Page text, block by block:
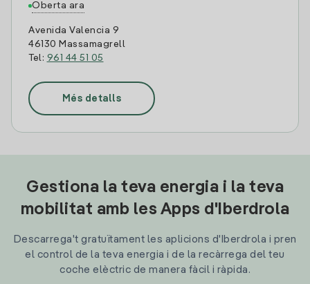
Oberta ara
Avenida Valencia 9
46130 Massamagrell
Tel: 961 44 51 05
Més detalls
Gestiona la teva energia i la teva
mobilitat amb les Apps d'Iberdrola
Descarrega't gratuïtament les aplicions d'Iberdrola i pren
el control de la teva energia i de la recàrrega del teu
coche elèctric de manera fàcil i ràpida.